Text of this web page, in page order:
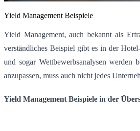
Yield Management Beispiele
Yield Management, auch bekannt als
verständliches Beispiel gibt es in der
und sogar Wettbewerbsanalysen
anzupassen, muss auch nicht jedes
Yield Management Beispiele in der